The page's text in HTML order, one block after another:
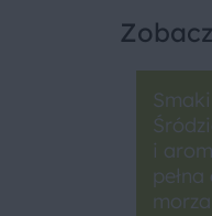
i
morza